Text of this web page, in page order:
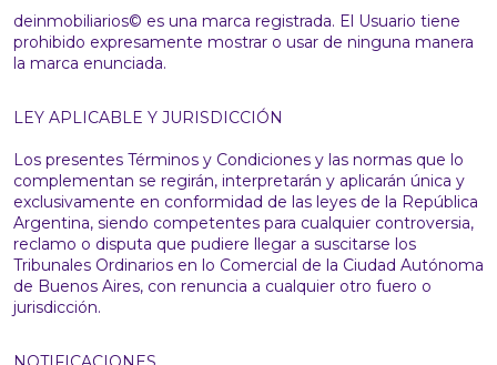
deinmobiliarios© es una marca registrada. El Usuario tiene
prohibido expresamente mostrar o usar de ninguna manera
la marca enunciada.
LEY APLICABLE Y JURISDICCIÓN
Los presentes Términos y Condiciones y las normas que lo
complementan se regirán, interpretarán y aplicarán única y
exclusivamente en conformidad de las leyes de la República
Argentina, siendo competentes para cualquier controversia,
reclamo o disputa que pudiere llegar a suscitarse los
Tribunales Ordinarios en lo Comercial de la Ciudad Autónoma
de Buenos Aires, con renuncia a cualquier otro fuero o
jurisdicción.